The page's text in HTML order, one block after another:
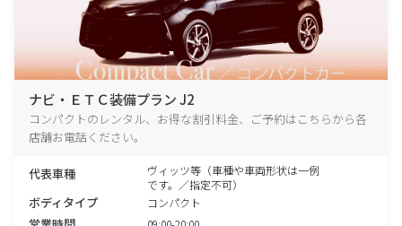
ナビ・ＥＴＣ装備プラン J2
コンパクトのレンタル、お得な割引料金、ご予約はこちらから各
店舗お電話ください。
代表車種
ヴィッツ等（車種や車両形状は一例
です。／指定不可）
ボディタイプ コンパクト